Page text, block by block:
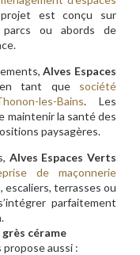
est conçu sur
parcs ou abords de
Alves Espaces
tant que société
les-Bains. Les
la santé des
paysagères.
Alves Espaces Verts
de maçonnerie
escaliers, terrasses ou
parfaitement
cérame
propose aussi :